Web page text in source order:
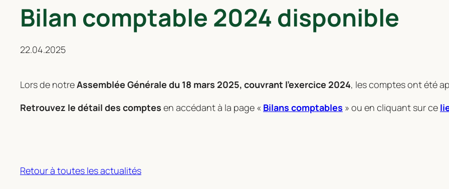
Bilan comptable 2024 disponible
22.04.2025
Lors de notreAssemblée Générale du 18 mars 2025, couvrant l’exercice 2024, les comptes ont été
Retrouvez le détail des comptes en accédant à la page « Bilans comptables » ou en cliquant sur ce
Retour à toutes les actualités